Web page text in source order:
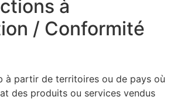
à
/ Conformité
à partir de territoires ou de pays où
des produits ou services vendus